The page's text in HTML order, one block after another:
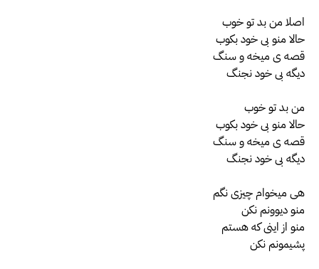
اصلا من بد تو خوب
حالا منو بی خود بکوب
قصه ی میخه و سنگ
دیگه بی خود نجنگ
من بد تو خوب
حالا منو بی خود بکوب
قصه ی میخه و سنگ
دیگه بی خود نجنگ
هی میخوام چیزی نگم
منو دیوونم نکن
منو از اینی که هستم
پشیمونم نکن